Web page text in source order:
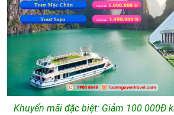
Khuyến mãi đặc biệt: Giảm 100.000Đ